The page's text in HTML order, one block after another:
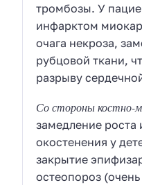
тромбозы. У
инфарктом
очага некроза,
рубцовой ткани,
разрыву
Со стороны костно-
замедление роста
окостенения у
закрытие
остеопороз